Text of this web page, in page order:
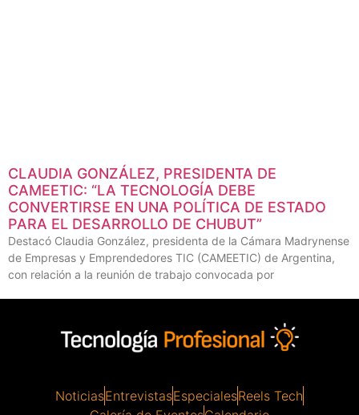
CLAUDIA GONZÁLEZ, PRESIDENTA DE
CAMEETIC: “LA TECNOLOGÍA DEBE
CONVERTIRSE EN UNA POLÍTICA DE ESTADO
PARA EL DESARROLLO DE CHUBUT”
Destacó Claudia González, presidenta de la Cámara Madrynense
de Empresas y Emprendedores TIC (CAMEETIC) de Argentina,
con relación a la reunión de trabajo convocada por
NoticiasEntrevistasEspecialesReels Tech